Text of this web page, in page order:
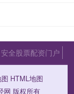
安全股票配资门户
HTML地图
网 版权所有